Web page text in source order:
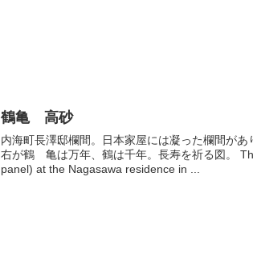
鶴亀 高砂
内海町長澤邸欄間。日本家屋には凝った欄間があ
右が鶴 亀は万年、鶴は千年。長寿を祈る図。
panel) at the Nagasawa residence in ...